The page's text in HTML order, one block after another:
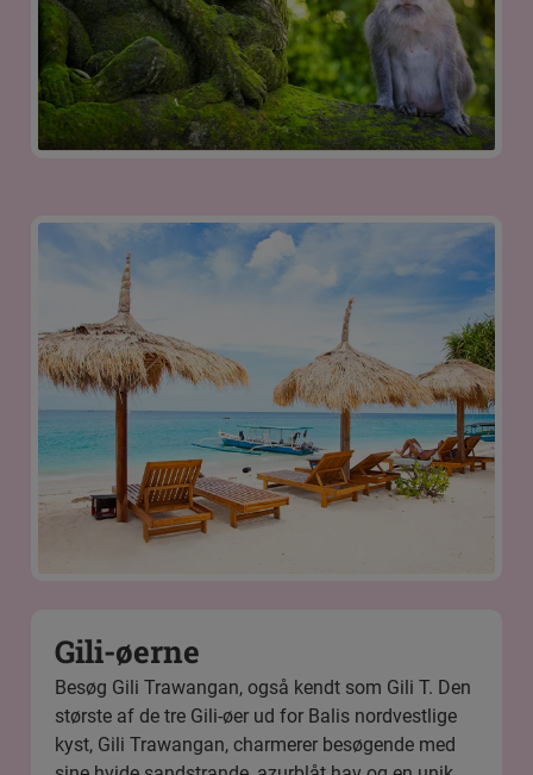
Gili-øerne
Besøg Gili Trawangan, også kendt som Gili T. Den
største af de tre Gili-øer ud for Balis nordvestlige
kyst, Gili Trawangan, charmerer besøgende med